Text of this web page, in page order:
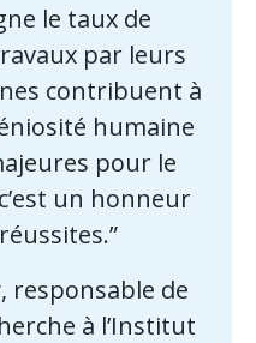
le taux de
par leurs
contribuent à
humaine
pour le
un honneur
responsable de
à l’Institut